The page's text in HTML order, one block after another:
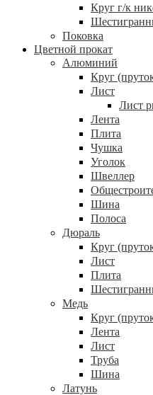
Круг г/к
Поковка
Цветной прокат
Алюминий
Круг
Лист
Лист
Лента
Плита
Чушка
Уголок
Швеллер
Шина
Полоса
Дюраль
Круг
Лист
Плита
Медь
Круг
Лента
Лист
Труба
Шина
Латунь